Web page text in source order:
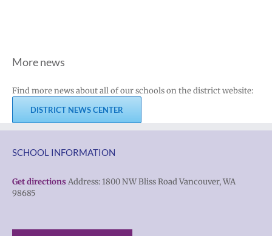
More news
Find more news about all of our schools on the district website:
DISTRICT NEWS CENTER
SCHOOL INFORMATION
Get directions Address: 1800 NW Bliss Road Vancouver, WA
98685